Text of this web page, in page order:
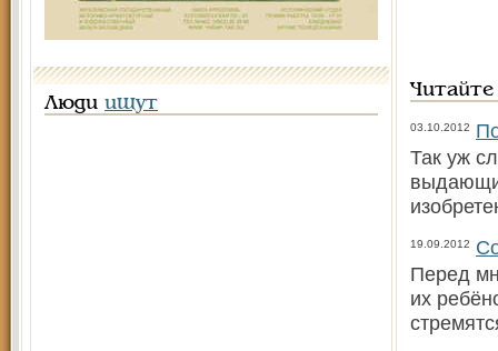
Люди ищут
03.10.2012
Так уж
19.09.2012
Перед
их